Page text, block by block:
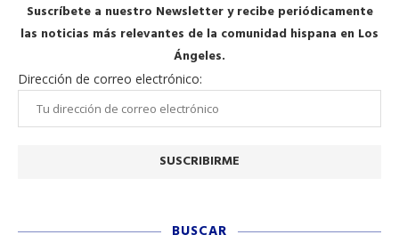
Suscríbete a nuestro Newsletter y recibe periódicamente
las noticias más relevantes de la comunidad hispana en Los
Ángeles.
Dirección de correo electrónico:
BUSCAR